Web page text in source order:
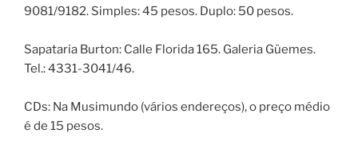
9081/9182. Simples: 45 pesos. Duplo: 50 pesos.
Sapataria Burton: Calle Florida 165. Galeria Güemes.
Tel.: 4331-3041/46.
CDs: Na Musimundo (vários endereços), o preço médio
é de 15 pesos.